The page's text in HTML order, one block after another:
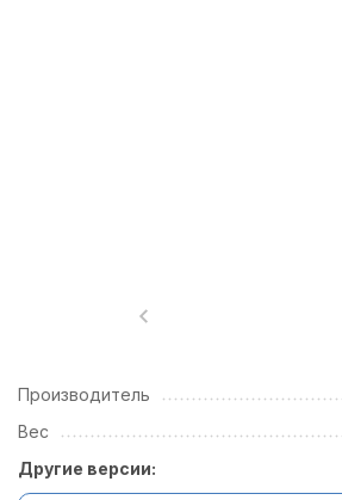
Производитель
Вес
Другие версии: